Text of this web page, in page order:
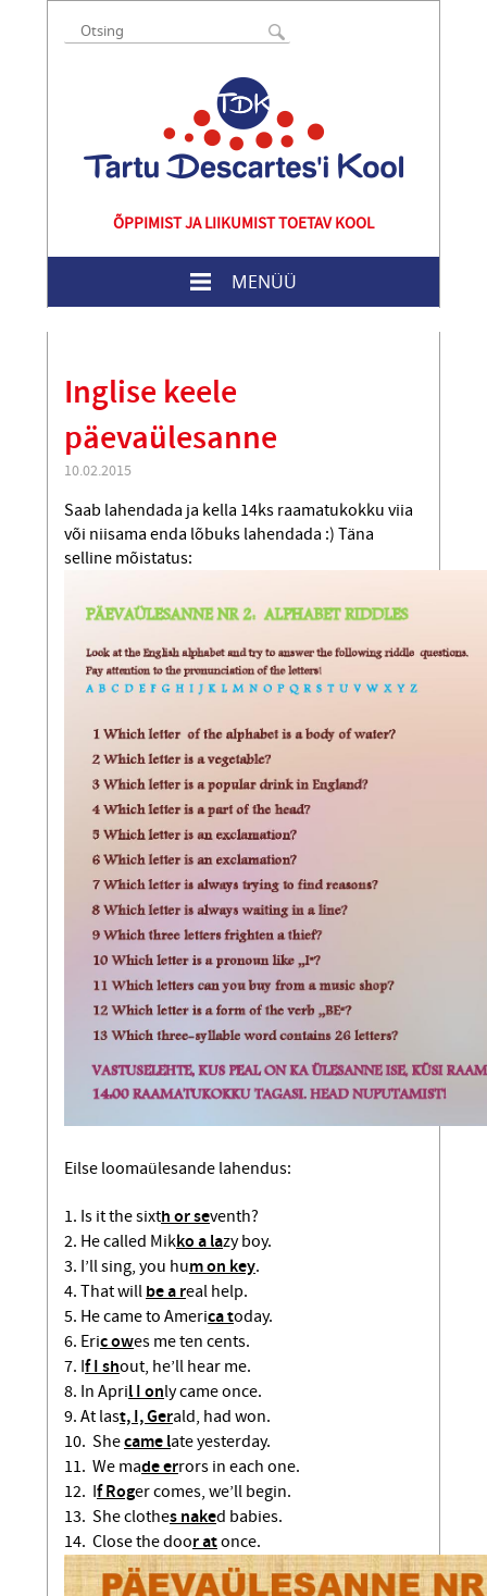
ÕPPIMIST JA LIIKUMIST TOETAV KOOL
MENÜÜ
Inglise keele
päevaülesanne
10.02.2015
Saab lahendada ja kella 14ks raamatukokku viia
või niisama enda lõbuks lahendada :) Täna
selline mõistatus:
Eilse loomaülesande lahendus:
1. Is it the sixth or seventh?
2. He called Mikko a lazy boy.
3. I’ll sing, you hum on key.
4. That will be a real help.
5. He came to America today.
6. Eric owes me ten cents.
7. If I shout, he’ll hear me.
8. In April I only came once.
9. At last, I, Gerald, had won.
10. Shecame late yesterday.
11. We made errors in each one.
12. If Roger comes, we’ll begin.
13. She clothes naked babies.
14. Close the door atonce.